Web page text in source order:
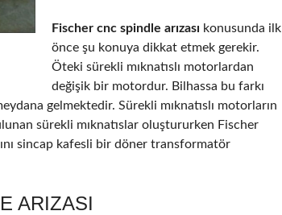
Fischer cnc spindle arızası konusunda ilk
önce şu konuya dikkat etmek gerekir.
Öteki sürekli mıknatıslı motorlardan
değişik bir motordur. Bilhassa bu farkı
gelmektedir. Sürekli mıknatıslı motorların
sürekli mıknatıslar oluştururken Fischer
sincap kafesli bir döner transformatör
ARIZASI